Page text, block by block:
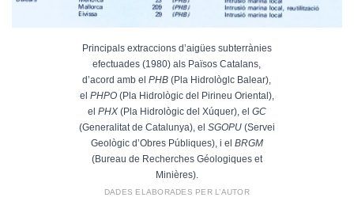
Principals extraccions d’aigües subterrànies
efectuades (1980) als Països Catalans,
d’acord amb elPHB (Pla Hidrològlc Balear),
el PHPO(Pla Hidrològic del Pirineu Oriental),
el PHX(Pla Hidrològic del Xúquer), el GC
(Generalitat de Catalunya), el SGOPU(Servei
Geològic d’Obres Públiques), i el BRGM
(Bureau de Recherches Géologiques et
Minières).
DADES ELABORADES PER L’AUTOR